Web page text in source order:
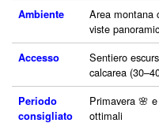
Ambiente
Area montana
viste
Accesso
Sentiero
calcarea
Periodo
consigliato
Primavera 🌸
ottimali